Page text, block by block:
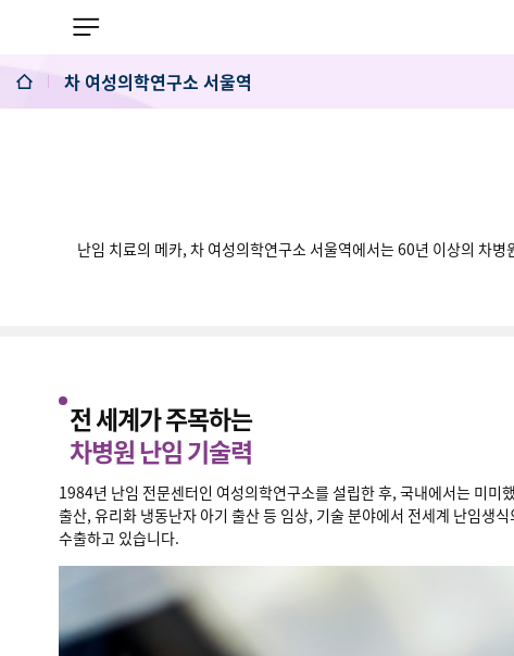
차 여성의학연구소 서울역
난임 치료의 메카, 차 여성의학연구소 서울역에서는 60년 이상의 차
전 세계가 주목하는
차병원 난임 기술력
1984년 난임 전문센터인 여성의학연구소를 설립한 후, 국내에서는 미미
출산, 유리화 냉동난자 아기 출산 등 임상, 기술 분야에서 전세계 난임생
수출하고 있습니다.